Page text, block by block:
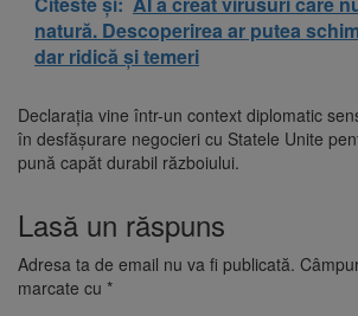
natură. Descoperirea ar putea
dar ridică și temeri
Declarația vine într-un context diplomatic
în desfășurare negocieri cu Statele Unite
pună capăt durabil războiului.
Lasă un răspuns
Adresa ta de email nu va fi publicată.
marcate cu *